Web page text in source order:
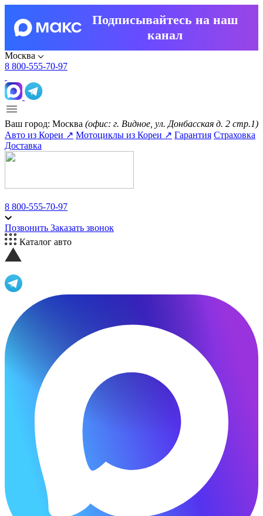
Подписывайтесь на наш
канал
Москва
8 800-555-70-97
Ваш город: Москва (офис: г. Видное, ул. Донбасская д. 2 стр.1)
Авто из Кореи ↗ Мотоциклы из Кореи ↗ Гарантия Страховка
Доставка
8 800-555-70-97
Позвонить Заказать звонок
Каталог авто